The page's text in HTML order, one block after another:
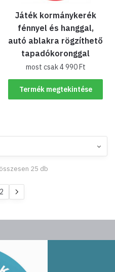
Játék kormánykerék
fénnyel és hanggal,
autó ablakra rögzíthető
tapadókoronggal
most csak4 990Ft
Termék megtekintése
25 db
2